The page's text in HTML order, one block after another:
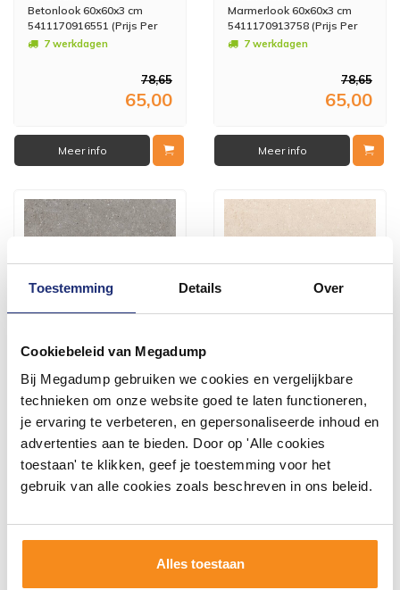
Toestemming Details Over
Cookiebeleid van Megadump
Bij Megadump gebruiken we cookies en vergelijkbare
technieken om onze website goed te laten functioneren,
je ervaring te verbeteren, en gepersonaliseerde inhoud en
advertenties aan te bieden. Door op 'Alle cookies
toestaan' te klikken, geef je toestemming voor het
gebruik van alle cookies zoals beschreven in ons beleid.
Alles toestaan
Betonlook 60x60x3 cm
5411170916551 (Prijs Per
M2)7 werkdagen
78,65
65,00
Meer info
Marmerlook 60x60x3 cm
5411170913758 (Prijs Per
M2)7 werkdagen
78,65
65,00
Meer info
Buitentegels Ceramaxx
Mystic Betonlook
Grey (Prijs Per M2)
7 werkdagen
66,43
54,90
Meer info
Buitentegels Ceramaxx
Mystic Betonlook
Ivory (Prijs Per M2)
7 werkdagen
54,90
Meer info